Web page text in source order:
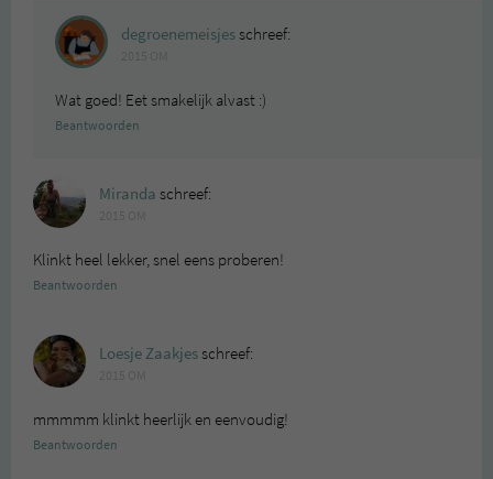
degroenemeisjesschreef:
Wat goed! Eet smakelijk alvast :)
Beantwoorden
Miranda schreef:
Klinkt heel lekker, snel eens proberen!
Beantwoorden
Loesje Zaakjesschreef:
mmmmm klinkt heerlijk en eenvoudig!
Beantwoorden